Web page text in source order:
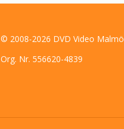
© 2008-2026 DVD Video
Org. Nr. 556620-4839